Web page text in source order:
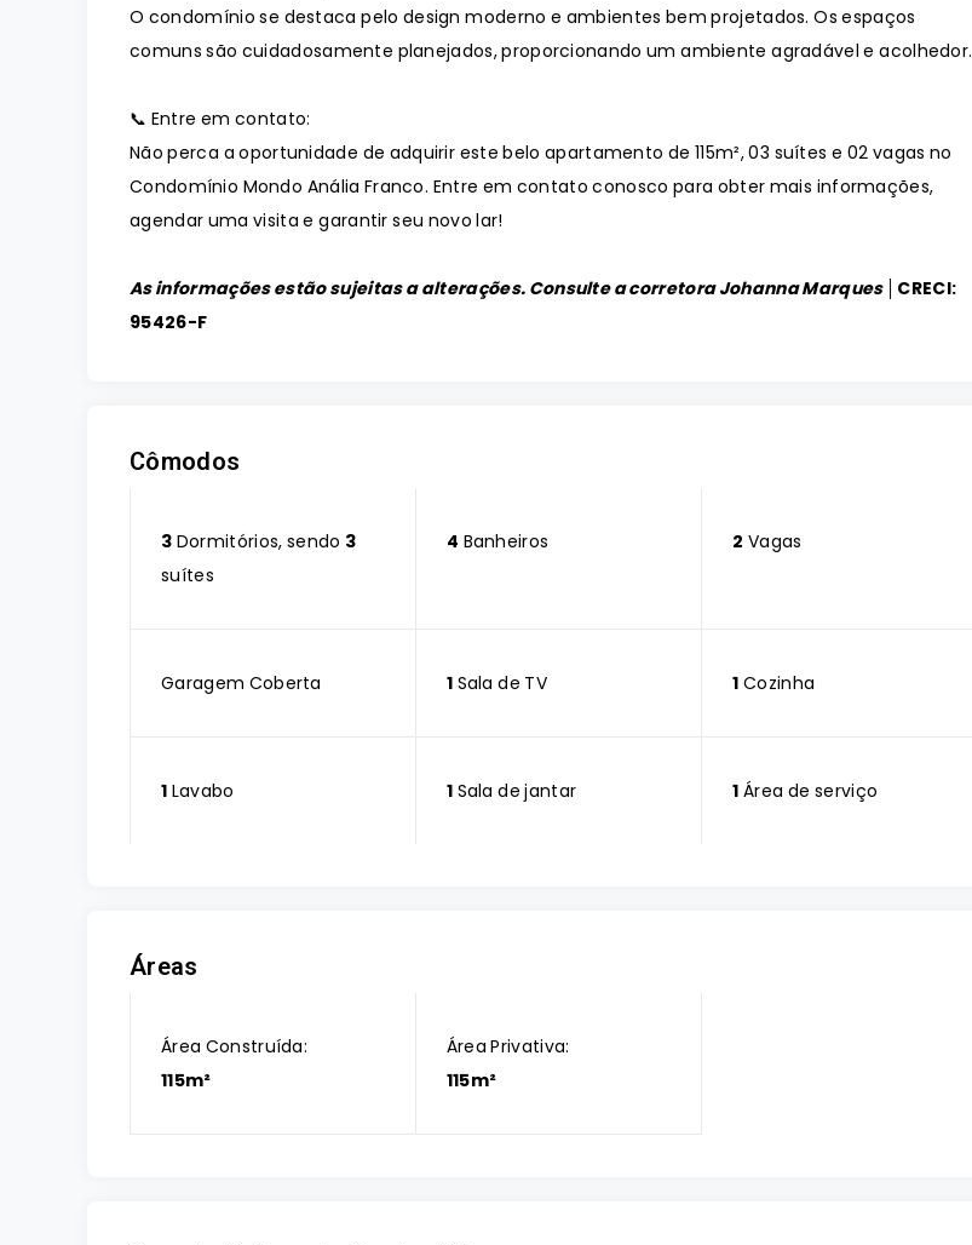
O condomínio se destaca pelo design moderno e ambientes bem projetados. Os espaços
comuns são cuidadosamente planejados, proporcionando um ambiente agradável e acolhedor.
📞 Entre em contato:
Não perca a oportunidade de adquirir este belo apartamento de 115m², 03 suítes e 02 vagas no
Condomínio Mondo Anália Franco. Entre em contato conosco para obter mais informações,
agendar uma visita e garantir seu novo lar!
As informações estão sujeitas a alterações. Consulte a corretora Johanna Marques │ CRECI:
95426-F
Cômodos
3 Dormitórios, sendo 3
suítes
4 Banheiros 2 Vagas
Garagem Coberta 1Sala de TV 1 Cozinha
1 Lavabo 1Sala de jantar 1 Área de serviço
Áreas
Área Construída:
115m²
Área Privativa:
115m²